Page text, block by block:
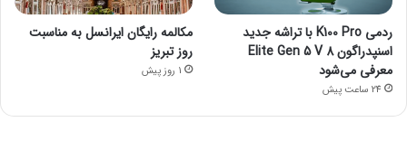
ردمی K100 Pro با تراشه جدید
اسنپدراگون 8 Elite Gen 5 V
معرفی می‌شود
24 ساعت پیش
مکالمه رایگان ایرانسل به مناسبت
روز تبریز
1 روز پیش